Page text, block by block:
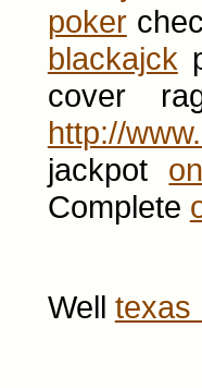
poker
blackajck
cover
http://
jackpot
Complete
Well texas